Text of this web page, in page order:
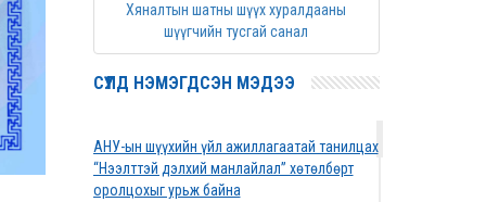
Хяналтын шатны шүүх хуралдааны
шүүгчийн тусгай санал
СҮҮЛД НЭМЭГДСЭН МЭДЭЭ
АНУ-ын шүүхийн үйл ажиллагаатай танилцах
“Нээлттэй дэлхий манлайлал” хөтөлбөрт
оролцохыг урьж байна